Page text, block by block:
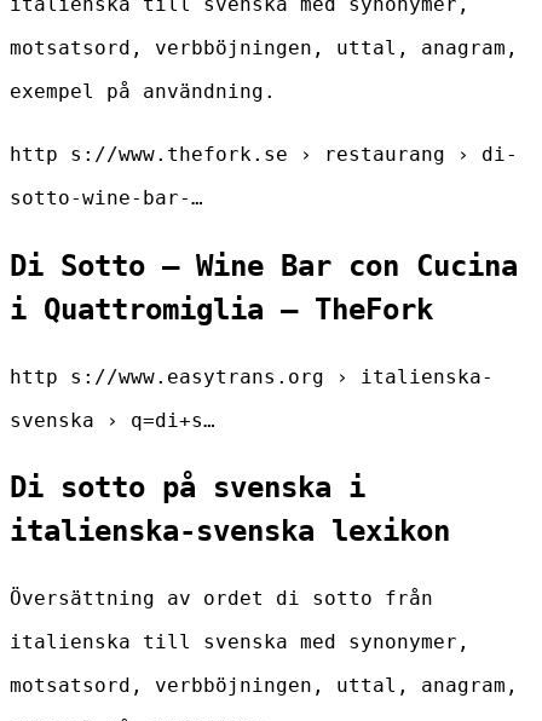
motsatsord, verbböjningen, uttal, anagram,
exempel på användning.
http s://www.thefork.se › restaurang › di-
sotto-wine-bar-…
Di Sotto – Wine Bar con Cucina
i Quattromiglia – TheFork
http s://www.easytrans.org › italienska-
svenska › q=di+s…
Di sotto på svenska i
italienska-svenska lexikon
Översättning av ordet di sotto från
italienska till svenska med synonymer,
motsatsord, verbböjningen, uttal, anagram,